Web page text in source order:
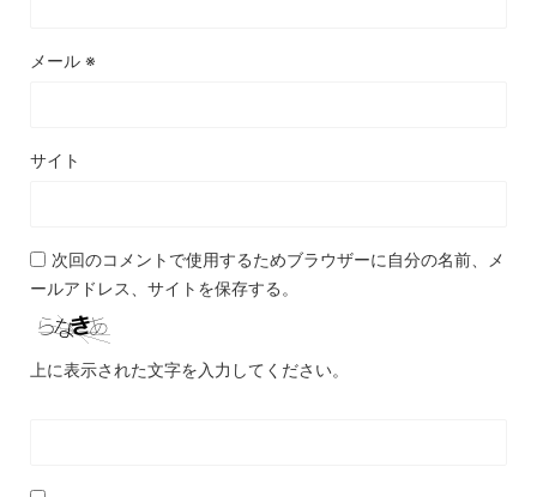
メール ※
サイト
次回のコメントで使用するためブラウザーに自分の名前、メ
ールアドレス、サイトを保存する。
上に表示された文字を入力してください。